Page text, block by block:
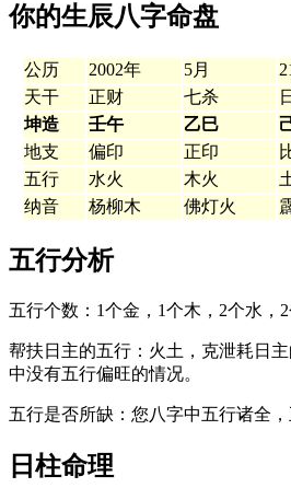
你的生辰八字命盘
公历 2002年 5月
天干
正财 七杀
坤造
壬午 乙巳
地支
偏印 正印
五行
水火 木火
纳音
杨柳木 佛灯火
五行分析
五行个数：1个金，1个木，2个水，2
帮扶日主的五行：火土，克泄耗日
中没有五行偏旺的情况。
五行是否所缺：您八字中五行诸全，
日柱命理